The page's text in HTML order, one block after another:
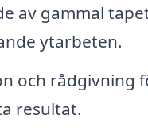
av gammal
ytarbeten.
och rådgivning
resultat.